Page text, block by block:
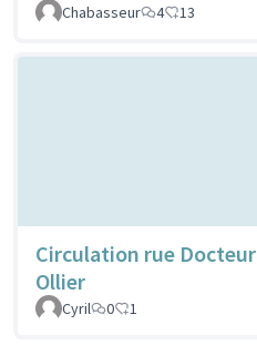
Chabasseur
4 13
Circulation rue Docteur
Ollier
Cyril
0 1